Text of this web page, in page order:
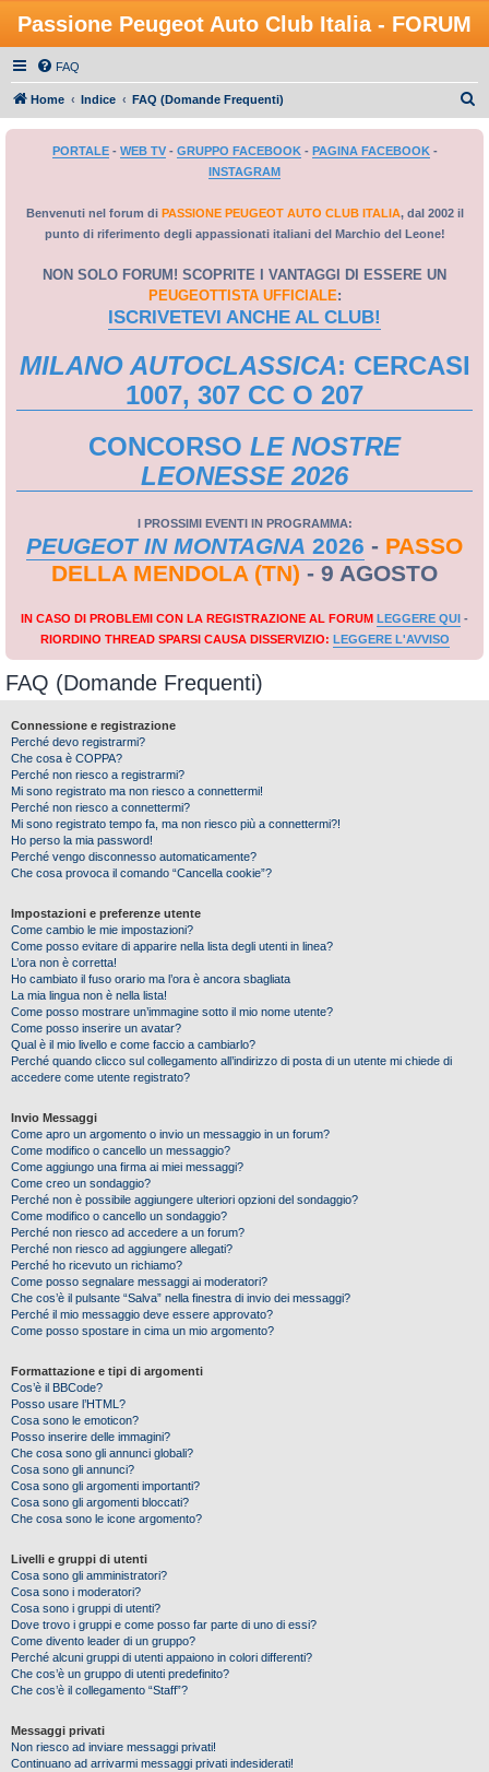
Passione Peugeot Auto Club Italia - FORUM
FAQ
Home Indice FAQ (Domande Frequenti)
PORTALE- WEB TV- GRUPPO FACEBOOK- PAGINA FACEBOOK-
INSTAGRAM
Benvenuti nel forum di PASSIONE PEUGEOT AUTO CLUB ITALIA, dal 2002 il
punto di riferimento degli appassionati italiani del Marchio del Leone!
NON SOLO FORUM! SCOPRITE I VANTAGGI DI ESSERE UN
PEUGEOTTISTA UFFICIALE:
ISCRIVETEVI ANCHE AL CLUB!
MILANO AUTOCLASSICA: CERCASI
1007, 307 CC O 207
CONCORSO LE NOSTRE
LEONESSE 2026
I PROSSIMI EVENTI IN PROGRAMMA:
PEUGEOT IN MONTAGNA 2026 - PASSO
DELLA MENDOLA (TN) - 9 AGOSTO
IN CASO DI PROBLEMI CON LA REGISTRAZIONE AL FORUM LEGGERE QUI -
RIORDINO THREAD SPARSI CAUSA DISSERVIZIO: LEGGERE L'AVVISO
FAQ (Domande Frequenti)
Connessione e registrazione
Perché devo registrarmi?
Che cosa è COPPA?
Perché non riesco a registrarmi?
Mi sono registrato ma non riesco a connettermi!
Perché non riesco a connettermi?
Mi sono registrato tempo fa, ma non riesco più a connettermi?!
Ho perso la mia password!
Perché vengo disconnesso automaticamente?
Che cosa provoca il comando “Cancella cookie”?
Impostazioni e preferenze utente
Come cambio le mie impostazioni?
Come posso evitare di apparire nella lista degli utenti in linea?
L’ora non è corretta!
Ho cambiato il fuso orario ma l’ora è ancora sbagliata
La mia lingua non è nella lista!
Come posso mostrare un’immagine sotto il mio nome utente?
Come posso inserire un avatar?
Qual è il mio livello e come faccio a cambiarlo?
Perché quando clicco sul collegamento all’indirizzo di posta di un utente mi chiede di
accedere come utente registrato?
Invio Messaggi
Come apro un argomento o invio un messaggio in un forum?
Come modifico o cancello un messaggio?
Come aggiungo una firma ai miei messaggi?
Come creo un sondaggio?
Perché non è possibile aggiungere ulteriori opzioni del sondaggio?
Come modifico o cancello un sondaggio?
Perché non riesco ad accedere a un forum?
Perché non riesco ad aggiungere allegati?
Perché ho ricevuto un richiamo?
Come posso segnalare messaggi ai moderatori?
Che cos’è il pulsante “Salva” nella finestra di invio dei messaggi?
Perché il mio messaggio deve essere approvato?
Come posso spostare in cima un mio argomento?
Formattazione e tipi di argomenti
Cos’è il BBCode?
Posso usare l’HTML?
Cosa sono le emoticon?
Posso inserire delle immagini?
Che cosa sono gli annunci globali?
Cosa sono gli annunci?
Cosa sono gli argomenti importanti?
Cosa sono gli argomenti bloccati?
Che cosa sono le icone argomento?
Livelli e gruppi di utenti
Cosa sono gli amministratori?
Cosa sono i moderatori?
Cosa sono i gruppi di utenti?
Dove trovo i gruppi e come posso far parte di uno di essi?
Come divento leader di un gruppo?
Perché alcuni gruppi di utenti appaiono in colori differenti?
Che cos’è un gruppo di utenti predefinito?
Che cos’è il collegamento “Staff”?
Messaggi privati
Non riesco ad inviare messaggi privati!
Continuano ad arrivarmi messaggi privati indesiderati!